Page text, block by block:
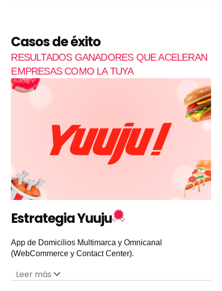
Casos de éxito
RESULTADOS GANADORES QUE ACELERAN
EMPRESAS COMO LA TUYA
Estrategia Yuuju
App de Domicilios Multimarca y Omnicanal
(WebCommerce y Contact Center).
Leer más